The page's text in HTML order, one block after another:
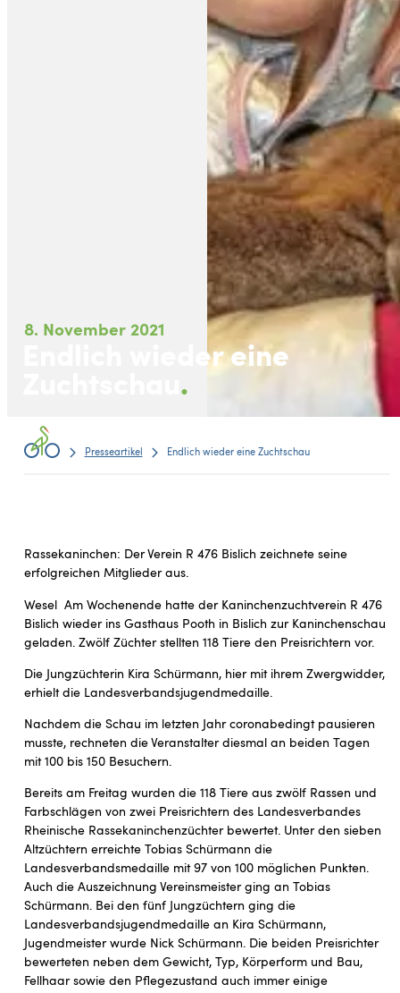
8. November 2021
Endlich wieder eine
Presseartikel Endlich wieder eine Zuchtschau
Rassekaninchen: Der Verein R 476 Bislich zeichnete seine
erfolgreichen Mitglieder aus.
Wesel Am Wochenende hatte der Kaninchenzuchtverein R 476
Bislich wieder ins Gasthaus Pooth in Bislich zur Kaninchenschau
geladen. Zwölf Züchter stellten 118 Tiere den Preisrichtern vor.
Die Jungzüchterin Kira Schürmann, hier mit ihrem Zwergwidder,
erhielt die Landesverbandsjugendmedaille.
Nachdem die Schau im letzten Jahr coronabedingt pausieren
musste, rechneten die Veranstalter diesmal an beiden Tagen
mit 100 bis 150 Besuchern.
Bereits am Freitag wurden die 118 Tiere aus zwölf Rassen und
Farbschlägen von zwei Preisrichtern des Landesverbandes
Rheinische Rassekaninchenzüchter bewertet. Unter den sieben
Altzüchtern erreichte Tobias Schürmann die
Landesverbandsmedaille mit 97 von 100 möglichen Punkten.
Auch die Auszeichnung Vereinsmeister ging an Tobias
Schürmann. Bei den fünf Jungzüchtern ging die
Landesverbandsjugendmedaille an Kira Schürmann,
Jugendmeister wurde Nick Schürmann. Die beiden Preisrichter
bewerteten neben dem Gewicht, Typ, Körperform und Bau,
Fellhaar sowie den Pflegezustand auch immer einige